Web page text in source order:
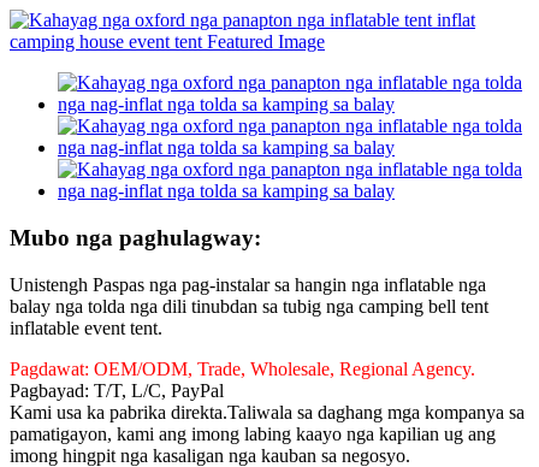
Mubo nga paghulagway:
Unistengh Paspas nga pag-instalar sa hangin nga inflatable nga
balay nga tolda nga dili tinubdan sa tubig nga camping bell tent
inflatable event tent.
Pagdawat: OEM/ODM, Trade, Wholesale, Regional Agency.
Pagbayad: T/T, L/C, PayPal
Kami usa ka pabrika direkta.Taliwala sa daghang mga kompanya sa
pamatigayon, kami ang imong labing kaayo nga kapilian ug ang
imong hingpit nga kasaligan nga kauban sa negosyo.